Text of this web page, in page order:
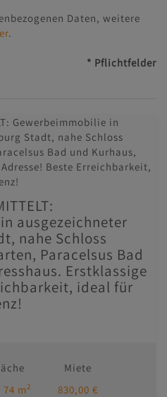
Daten, weitere
.
* Pflichtfelder
ausgezeichneter
nahe Schloss
Paracelsus Bad
Erstklassige
ideal für
m2
Miete
830,00 €